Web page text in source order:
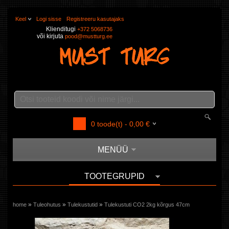
Keel Logi sisse Registreeru kasutajaks
Klienditugi +372 5068736
või kirjuta pood@mustturg.ee
0 toode(t) - 0,00 €
MENÜÜ
TOOTEGRUPID
home » Tuleohutus » Tulekustutid » Tulekustuti CO2 2kg kõrgus 47cm